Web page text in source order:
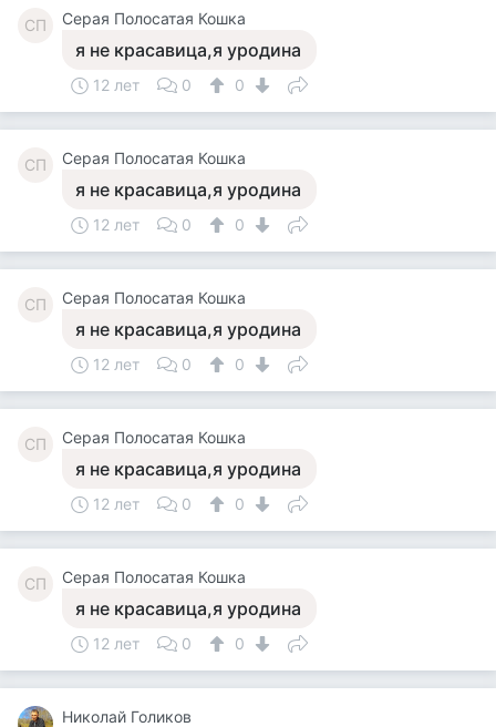
СП Серая Полосатая Кошка
я не красавица,я уродина
12 лет 0 0
СП Серая Полосатая Кошка
я не красавица,я уродина
12 лет 0 0
СП Серая Полосатая Кошка
я не красавица,я уродина
12 лет 0 0
СП Серая Полосатая Кошка
я не красавица,я уродина
12 лет 0 0
СП Серая Полосатая Кошка
я не красавица,я уродина
12 лет 0 0
Николай Голиков